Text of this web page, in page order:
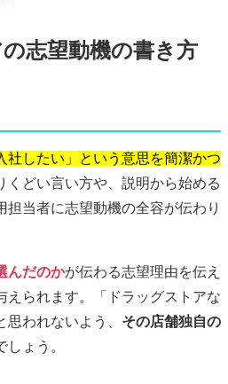
志望動機の書き方
社したい」という意思を簡潔かつ
くどい言い方や、説明から始める
担当者に志望動機の全容が伝わり
んだのかが伝わる志望理由を伝え
えられます。「ドラッグストアな
われないよう、 その店舗独自の
ょう。